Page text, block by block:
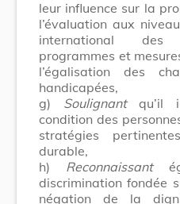
leur influence sur la
l’évaluation aux
international des
programmes et
l’égalisation des
handicapées,
g) Soulignantqu’il
condition des
stratégies
durable,
h) Reconnaissant
discrimination fondée
négation de la